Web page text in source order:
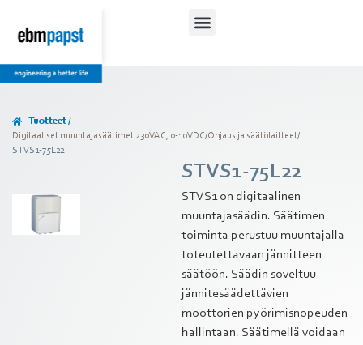
Tuotteet /
Digitaaliset muuntajasäätimet 230VAC, 0-10VDC/Ohjaus ja säätölaitteet/
STVS1-75L22
STVS1-75L22
STVS1 on digitaalinen
muuntajasäädin. Säätimen
toiminta perustuu muuntajalla
toteutettavaan jännitteen
säätöön. Säädin soveltuu
jännitesäädettävien
moottorien pyörimisnopeuden
hallintaan. Säätimellä voidaan